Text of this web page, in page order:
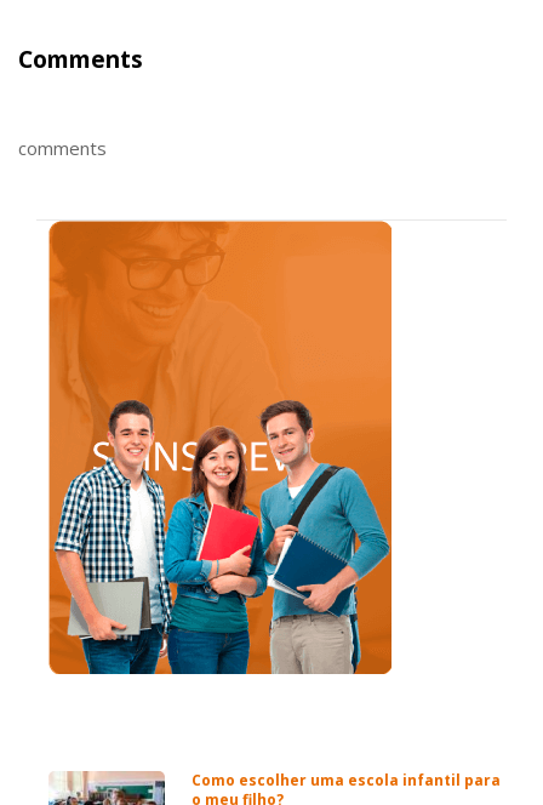
Comments
comments
Como escolher uma escola infantil para
o meu filho?